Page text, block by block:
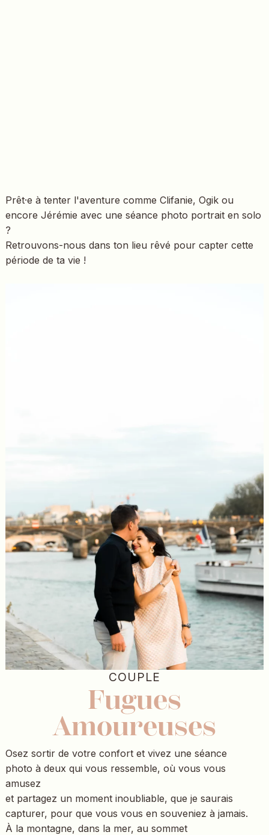
Prêt·e à tenter l'aventure comme Clifanie, Ogik ou
encore Jérémie avec une séance photo portrait en solo
?
Retrouvons-nous dans ton lieu rêvé pour capter cette
période de ta vie !
COUPLE
Fugues
Amoureuses
Osez sortir de votre confort et vivez une séance
photo à deux qui vous ressemble, où vous vous
amusez
et partagez un moment inoubliable, que je saurais
capturer, pour que vous vous en souveniez à jamais.
À la montagne, dans la mer, au sommet